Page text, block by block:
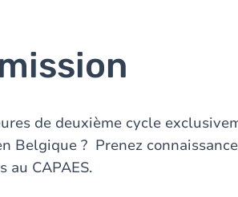
de deuxième cycle
Belgique ? Prenez
au CAPAES.